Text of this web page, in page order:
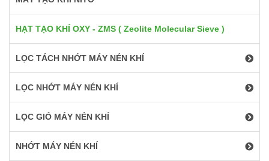
HẠT TẠO KHÍ OXY - ZMS ( Zeolite Molecular Sieve )
LỌC TÁCH NHỚT MÁY NÉN KHÍ
LỌC NHỚT MÁY NÉN KHÍ
LỌC GIÓ MÁY NÉN KHÍ
NHỚT MÁY NÉN KHÍ